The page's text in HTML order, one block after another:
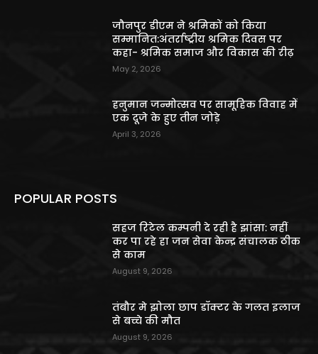
जौनपुर डीएम ने श्रमिकों को किया
सम्मानित:अंतर्राष्ट्रीय श्रमिक दिवस पर
कहा- श्रमिक समाज और विकास की रीढ़
May 2, 2026
हनुमान जन्मोत्सव पर सामूहिक विवाह में
एक दूजे के हुए तीन जोड़े
April 3, 2026
POPULAR POSTS
सहज रिटेल कम्पनी दे रही है झांसा: नहीं
कर पा रहे हा जन सेवा केन्द्र संचालक ठीक
से काम
August 9, 2026
तंबौर मे झोला छाप डॉक्टर के गलत इलाज
से बच्चे की मौत
August 9, 2026